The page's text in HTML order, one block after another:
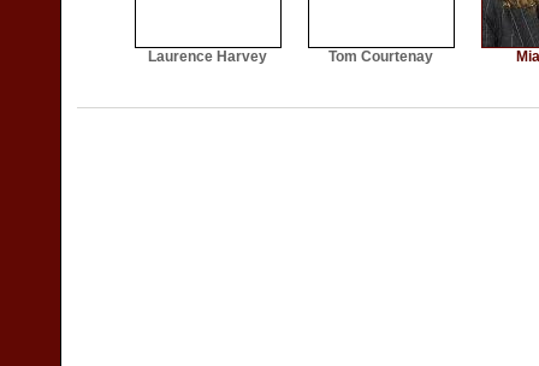
Laurence Harvey Tom Courtenay